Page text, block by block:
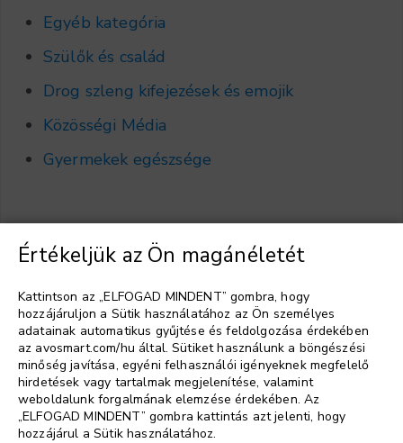
Egyéb kategória
Szülők és család
Drog szleng kifejezések és emojik
Közösségi Média
Gyermekek egészsége
Válasszon nyelvet ▼
Értékeljük az Ön magánéletét
Kattintson az „ELFOGAD MINDENT” gombra, hogy
hozzájáruljon a Sütik használatához az Ön személyes
adatainak automatikus gyűjtése és feldolgozása érdekében
az avosmart.com/hu által. Sütiket használunk a böngészési
minőség javítása, egyéni felhasználói igényeknek megfelelő
hirdetések vagy tartalmak megjelenítése, valamint
weboldalunk forgalmának elemzése érdekében. Az
„ELFOGAD MINDENT” gombra kattintás azt jelenti, hogy
hozzájárul a Sütik használatához.